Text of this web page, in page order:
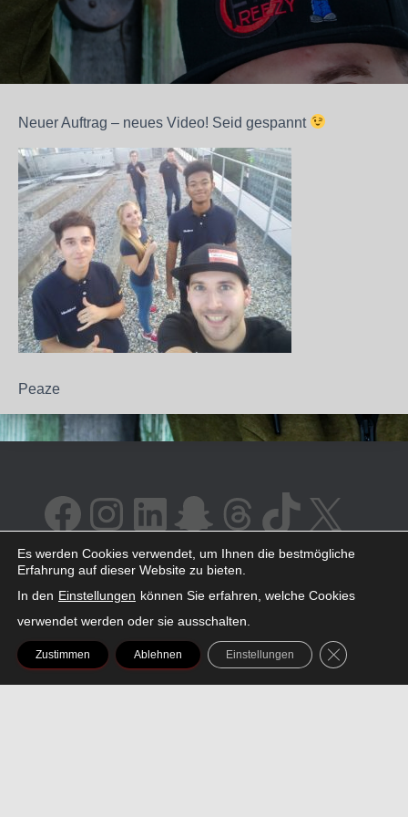
Neuer Auftrag – neues Video! Seid gespannt
Peaze
FACEBOOK INSTAGRAM LINKEDIN SNAPCHAT THREADS TIKTOK
AMAZON
Es werden Cookies verwendet, um Ihnen die bestmögliche
Erfahrung auf dieser Website zu bieten.
In den Einstellungen können Sie erfahren, welche Cookies
verwendet werden oder sie ausschalten.
Zustimmen Ablehnen Einstellungen GDPR